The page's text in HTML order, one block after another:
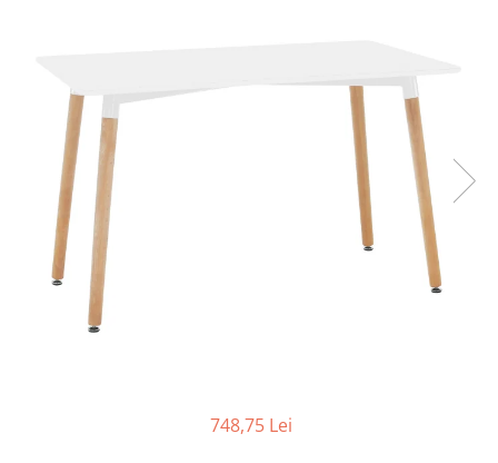
Rafturi/ etajere carti
Scaune living/dining
Set mobilier Living
Seturi masa +scaune dining
Tabureti
Bucatarie
Suporturi si tavi
Chiuvete bucatarie
748,75 Lei